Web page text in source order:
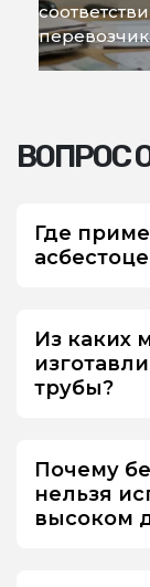
ВОПРОС
Где
Из каких
трубы?
Почему
нельзя
высоком